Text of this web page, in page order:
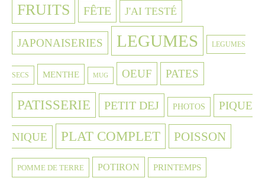
FRUITS FÊTE J'AI TESTÉ
JAPONAISERIES LEGUMES LEGUMES
SECS MENTHE MUG OEUF PATES
PATISSERIE PETIT DEJ PHOTOS PIQUE
NIQUE PLAT COMPLET POISSON
POMME DE TERRE POTIRON PRINTEMPS